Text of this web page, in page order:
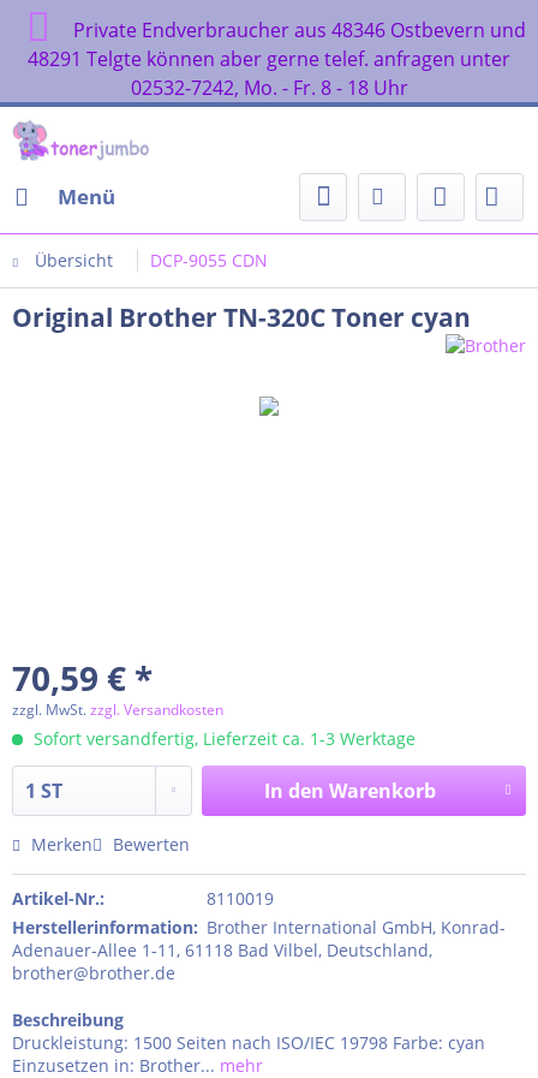
Private Endverbraucher aus 48346 Ostbevern und
48291 Telgte können aber gerne telef. anfragen unter
02532-7242, Mo. - Fr. 8 - 18 Uhr
Menü
Übersicht DCP-9055 CDN
Original Brother TN-320C Toner cyan
70,59 € *
zzgl. MwSt.zzgl. Versandkosten
Sofort versandfertig, Lieferzeit ca. 1-3 Werktage
In den Warenkorb
Merken Bewerten
Artikel-Nr.:
8110019
Herstellerinformation: Brother International GmbH, Konrad-
Adenauer-Allee 1-11, 61118 Bad Vilbel, Deutschland,
brother@brother.de
Beschreibung
Druckleistung: 1500 Seiten nach ISO/IEC 19798 Farbe: cyan
Einzusetzen in: Brother... mehr